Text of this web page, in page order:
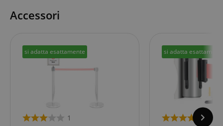
Accessori
si adatta esattamente
1
si adatta